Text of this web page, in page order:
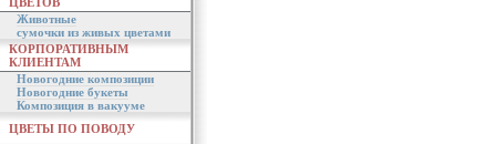
Животные
сумочки из живых цветами
КОРПОРАТИВНЫМ
КЛИЕНТАМ
Новогодние композиции
Новогодние букеты
Композиция в вакууме
ЦВЕТЫ ПО ПОВОДУ